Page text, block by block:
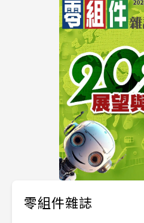
零組件雜誌